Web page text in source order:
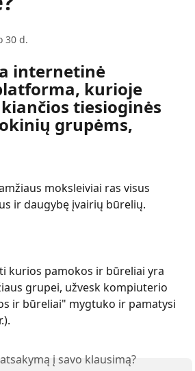
30 d.
internetinė
kurioje
tiesioginės
grupėms,
moksleiviai ras visus
ir daugybę įvairių būrelių.
kurios pamokos ir būreliai yra
grupei, užvesk kompiuterio
ir būreliai" mygtuko ir pamatysi
į savo klausimą?